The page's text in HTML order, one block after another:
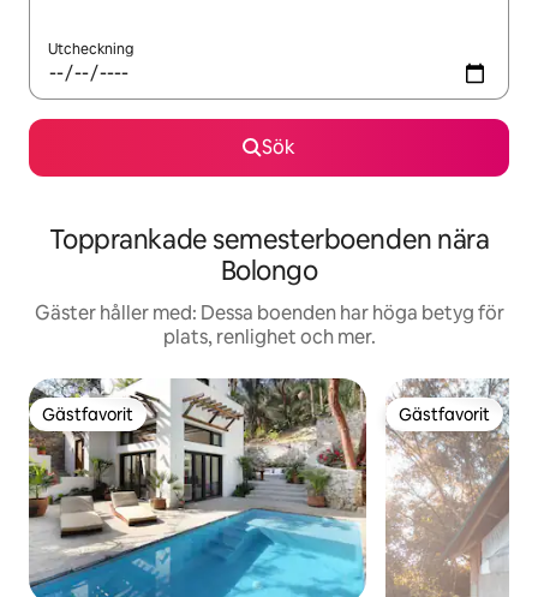
Utcheckning
Sök
Topprankade semesterboenden nära
Bolongo
Gäster håller med: Dessa boenden har höga betyg för
plats, renlighet och mer.
Gästfavorit
Gästfavorit Gästfavorit
Gästfavorit